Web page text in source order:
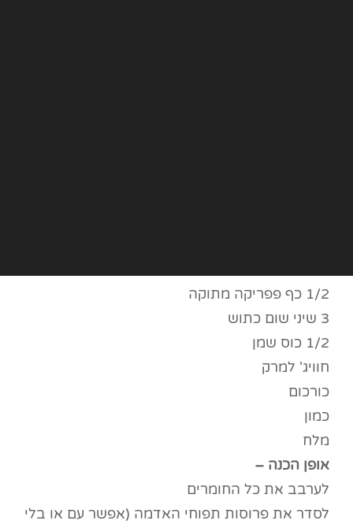
1/2 כף פפריקה מתוקה
3 שיני שום כתוש
1/2 כוס שמן
חוויג' למרק
כורכום
כמון
מלח
אופן הכנה –
לערבב את כל החומרים
לסדר את פרוסות תפוחי האדמה (אפשר עם או בלי